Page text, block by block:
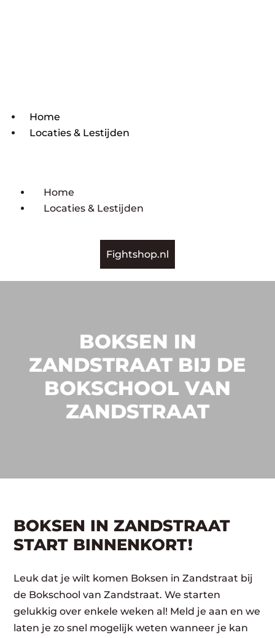
Home
Locaties & Lestijden
Home
Locaties & Lestijden
Fightshop.nl
BOKSEN IN
ZANDSTRAAT BIJ DE
BOKSCHOOL VAN
ZANDSTRAAT
BOKSEN IN ZANDSTRAAT
START BINNENKORT!
Leuk dat je wilt komen Boksen in Zandstraat bij
de Bokschool van Zandstraat. We starten
gelukkig over enkele weken al! Meld je aan en we
laten je zo snel mogelijk weten wanneer je kan